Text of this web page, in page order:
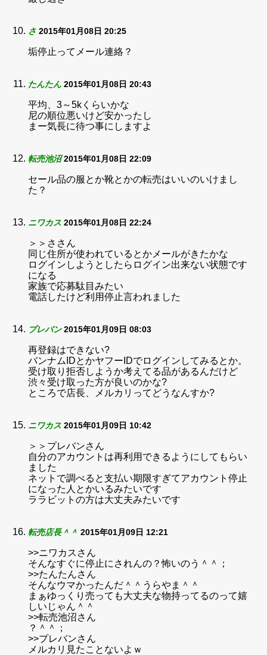
さ 2015年01月08日 20:25
垢停止ってメール連絡？
たんたん 2015年01月08日 20:43
平均、3～5kくらいかな
尼の順位悪いけど安かったし
まー気長に待つ事にしますよ
転売池沼 2015年01月08日 22:09
セール品の服とか靴とかの転売はいいのいけまし
た？
ニワカス 2015年01月08日 22:24
＞＞ささん
同じ住所が使われているとかメールがきたかな
ログインしようとしたらログイン出来ない状態です
になる
家族で応募駄目みたい
電話したけど利用停止言われました
プレバン 2015年01月09日 08:03
再登録はできない?
バンナムIDとかヤフーIDでログインしてみるとか。
受け取り拒否しようか考えてる品があるんだけど
渋々受け取った方が良いのかな?
ところで店長、メルカリってどうなんすか?
ニワカス 2015年01月09日 10:42
＞＞プレバンさん
自分のアカウントは再利用できるようにしてもらい
ました
ネットで調べると支払い期限すぎてアカウント停止
になった人とかいるみたいです
ララビットの方は大丈夫みたいです
転売店長＾＾ 2015年01月09日 12:21
>>ニワカスさん
そんなすぐに停止にされんの？怖いのう＾＾；
>>たんたんさん
そんなウマかったんだ＾＾うらやま＾＾
まぁゆっくり売っても大丈夫な物持ってるのって嬉
しいじゃん＾＾
>>転売池沼さん
？＾＾；
>>プレバンさん
メルカリ見たことないよｗ